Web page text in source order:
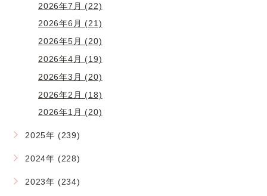
2026年7月 (22)
2026年6月 (21)
2026年5月 (20)
2026年4月 (19)
2026年3月 (20)
2026年2月 (18)
2026年1月 (20)
2025年 (239)
2024年 (228)
2023年 (234)